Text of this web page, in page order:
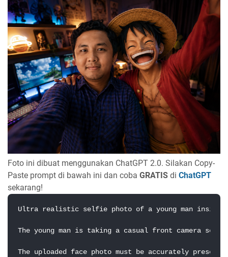
Foto ini dibuat menggunakan ChatGPT 2.0. Silakan Copy-
Paste prompt di bawah ini dan coba GRATIS di ChatGPT
sekarang!
Ultra realistic selfie photo of a young man inside a
The young man is taking a casual front camera
The uploaded face photo must be accurately